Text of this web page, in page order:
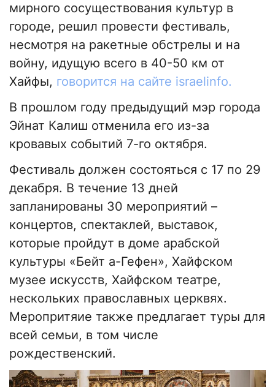
мирного сосуществования культур в
городе, решил провести фестиваль,
несмотря на ракетные обстрелы и на
войну, идущую всего в 40-50 км от
Хайфы, говорится на сайте israelinfo.
В прошлом году предыдущий мэр города
Эйнат Калиш отменила его из-за
кровавых событий 7-го октября.
Фестиваль должен состояться с 17 по 29
декабря. В течение 13 дней
запланированы 30 мероприятий –
концертов, спектаклей, выставок,
которые пройдут в доме арабской
культуры «Бейт а-Гефен», Хайфском
музее искусств, Хайфском театре,
нескольких православных церквях.
Меропритяие также предлагает туры для
всей семьи, в том числе
рождественский.